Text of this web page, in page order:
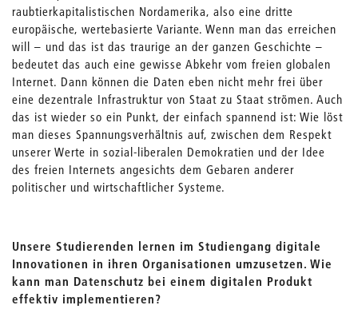
raubtierkapitalistischen Nordamerika, also eine dritte
europäische, wertebasierte Variante. Wenn man das erreichen
will – und das ist das traurige an der ganzen Geschichte –
bedeutet das auch eine gewisse Abkehr vom freien globalen
Internet. Dann können die Daten eben nicht mehr frei über
eine dezentrale Infrastruktur von Staat zu Staat strömen. Auch
das ist wieder so ein Punkt, der einfach spannend ist: Wie löst
man dieses Spannungsverhältnis auf, zwischen dem Respekt
unserer Werte in sozial-liberalen Demokratien und der Idee
des freien Internets angesichts dem Gebaren anderer
politischer und wirtschaftlicher Systeme.
Unsere Studierenden lernen im Studiengang digitale
Innovationen in ihren Organisationen umzusetzen. Wie
kann man Datenschutz bei einem digitalen Produkt
effektiv implementieren?